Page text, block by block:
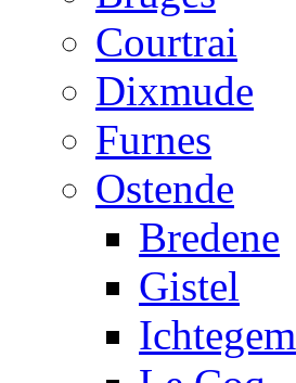
Courtrai
Dixmude
Furnes
Ostende
Bredene
Gistel
Ichtegem